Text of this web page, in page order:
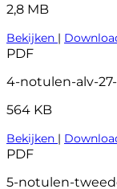
2,8 MB
Bekijken |
PDF
4-notulen-alv-
564 KB
Bekijken |
PDF
5-notulen-